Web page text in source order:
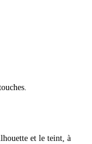
et le teint, à